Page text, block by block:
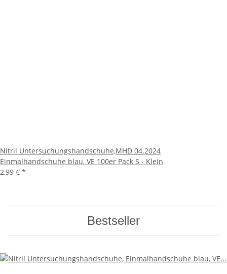
Nitril Untersuchungshandschuhe,MHD 04.2024
Einmalhandschuhe blau, VE 100er Pack S - Klein
2,99 € *
Bestseller